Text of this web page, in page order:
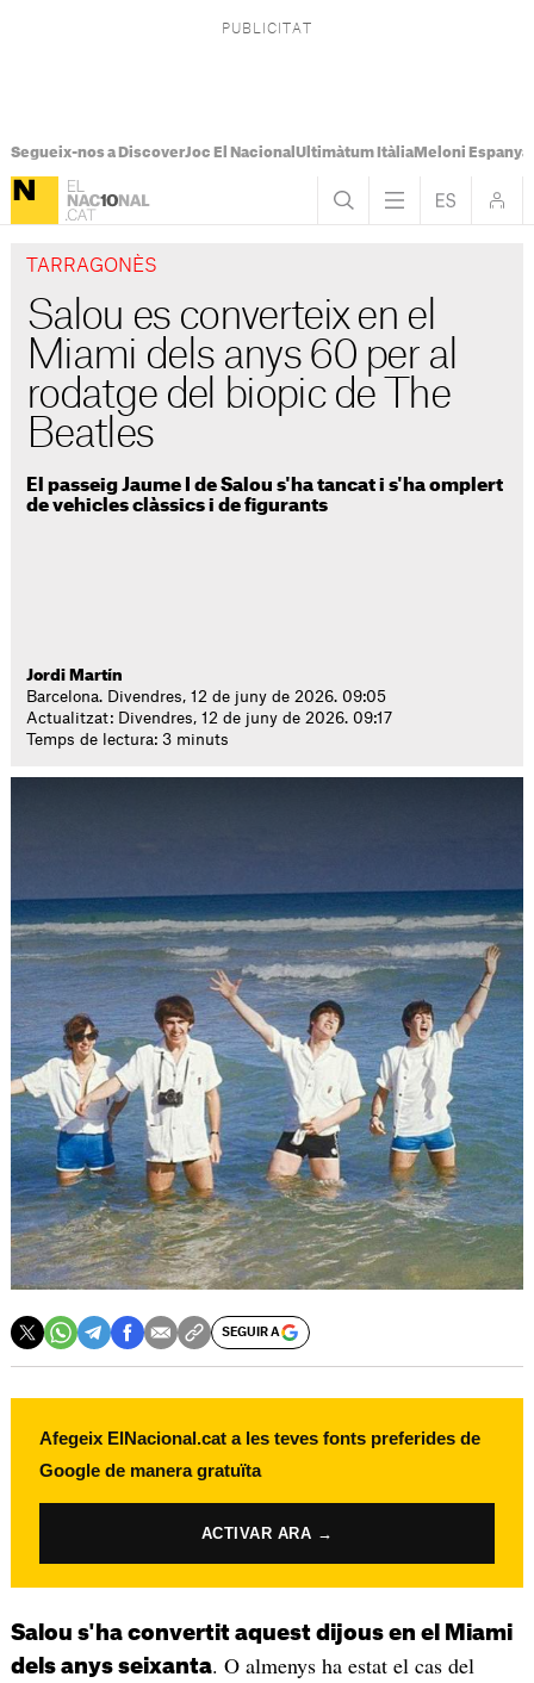
Segueix-nos a DiscoverJoc El Nacional Ultimàtum ItàliaMeloni Espanya
TARRAGONÈS
Salou es converteix en el
Miami dels anys 60 per al
rodatge del biopic de The
Beatles
El passeig Jaume I de Salou s'ha tancat i s'ha omplert
de vehicles clàssics i de figurants
Jordi Martín
Barcelona. Divendres, 12 de juny de 2026. 09:05
Actualitzat: Divendres, 12 de juny de 2026. 09:17
Temps de lectura: 3 minuts
SEGUIR A
Afegeix ElNacional.cat a les teves fonts preferides de
Google de manera gratuïta
ACTIVAR ARA →
Salou s'ha convertit aquest dijous en el Miami
dels anys seixanta. O almenys ha estat el cas del